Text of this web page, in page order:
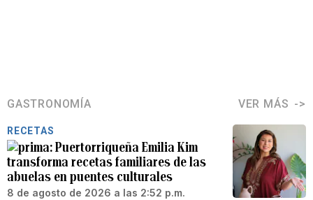
GASTRONOMÍA VER MÁS
RECETAS
Puertorriqueña Emilia Kim
transforma recetas familiares de las
abuelas en puentes culturales
8 de agosto de 2026 a las 2:52 p.m.